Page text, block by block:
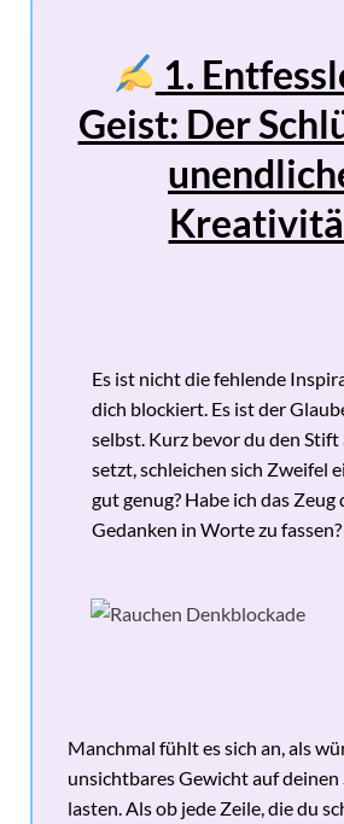
1.
Geist: Der
Es ist nicht die fehlende
dich blockiert. Es ist der
selbst. Kurz bevor du den Stift
setzt, schleichen sich Zweifel
gut genug? Habe ich das Zeug
Gedanken in Worte zu fassen?
Manchmal fühlt es sich an, als
unsichtbares Gewicht auf deinen
lasten. Als ob jede Zeile, die du